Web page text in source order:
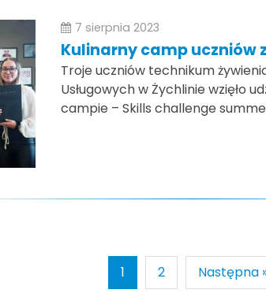
7 sierpnia 2023
Kulinarny camp uczniów z
Troje uczniów technikum
Usługowych w Żychlinie wzięło
campie – Skills challenge
1 2 Następna